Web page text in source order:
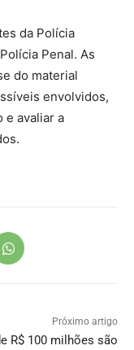
da Polícia
Penal. As
do material
envolvidos,
e avaliar a
Próximo artigo
R$ 100 milhões são